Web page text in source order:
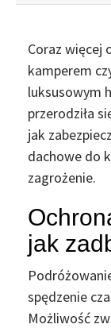
Coraz więcej
kamperem
luksusowym
przerodziła
jak
dachowe do
zagrożenie.
jak
spędzenie
Możliwość